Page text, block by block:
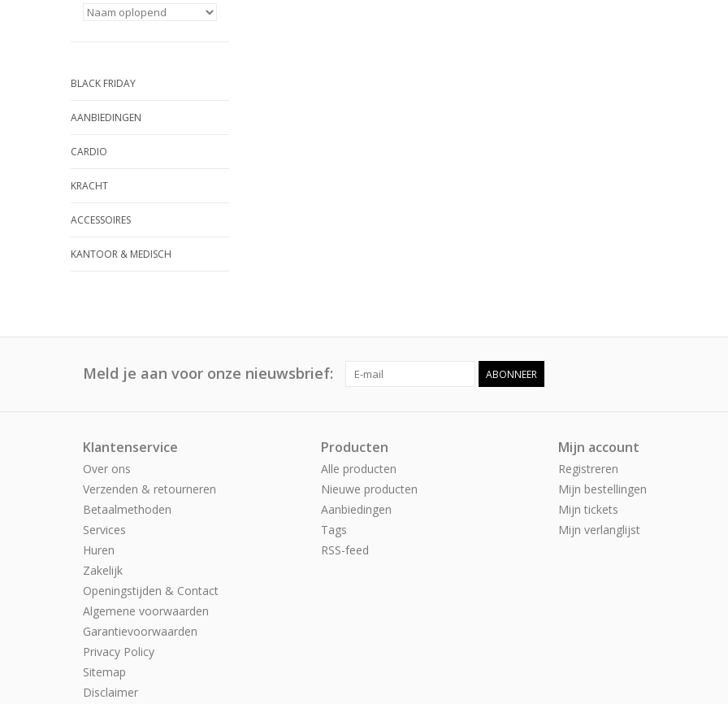
BLACK FRIDAY
AANBIEDINGEN
CARDIO
KRACHT
ACCESSOIRES
KANTOOR & MEDISCH
Meld je aan voor onze nieuwsbrief: ABONNEER
Klantenservice
Over ons
Verzenden & retourneren
Betaalmethoden
Services
Huren
Zakelijk
Openingstijden & Contact
Algemene voorwaarden
Garantievoorwaarden
Privacy Policy
Sitemap
Disclaimer
Producten
Alle producten
Nieuwe producten
Aanbiedingen
Tags
RSS-feed
Mijn account
Registreren
Mijn bestellingen
Mijn tickets
Mijn verlanglijst